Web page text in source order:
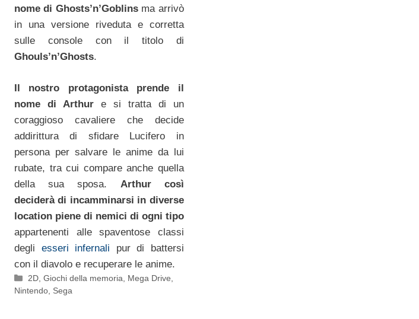
nome di Ghosts’n’Goblins ma arrivò
in una versione riveduta e corretta
sulle console con il titolo di
Ghouls’n’Ghosts.
Il nostro protagonista prende il
nome di Arthur e si tratta di un
coraggioso cavaliere che decide
addirittura di sfidare Lucifero in
persona per salvare le anime da lui
rubate, tra cui compare anche quella
della sua sposa. Arthur così
deciderà di incamminarsi in diverse
location piene di nemici di ogni tipo
appartenenti alle spaventose classi
degli esseri infernali pur di battersi
con il diavolo e recuperare le anime.
Categorie
2D ,Giochi della memoria Mega Drive
Nintendo, Sega